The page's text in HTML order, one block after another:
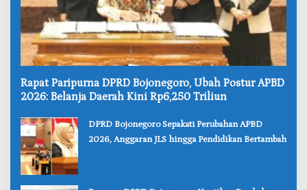
‎Rapat Paripurna DPRD Bojonegoro, Ubah Postur APBD
2026: Belanja Daerah Kini Rp6,250 Triliun
‎DPRD Bojonegoro Sepakati Perubahan APBD
2026, Anggaran JLS hingga Pendidikan Bertambah